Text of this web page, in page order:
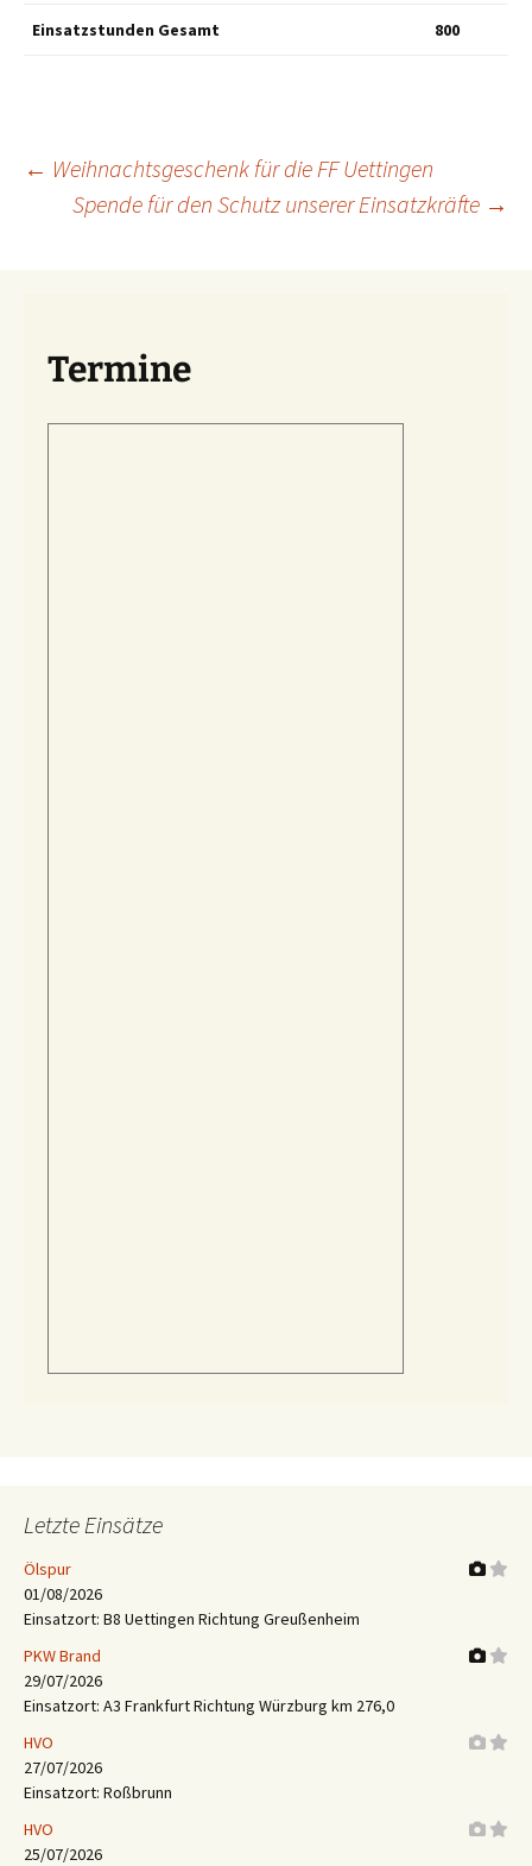
Einsatzstunden Gesamt 800
Beitragsnavigation
← Weihnachtsgeschenk für die FF Uettingen
Spende für den Schutz unserer Einsatzkräfte →
Termine
Letzte Einsätze
Ölspur
01/08/2026
Einsatzort: B8 Uettingen Richtung Greußenheim
PKW Brand
29/07/2026
Einsatzort: A3 Frankfurt Richtung Würzburg km 276,0
HVO
27/07/2026
Einsatzort: Roßbrunn
HVO
25/07/2026